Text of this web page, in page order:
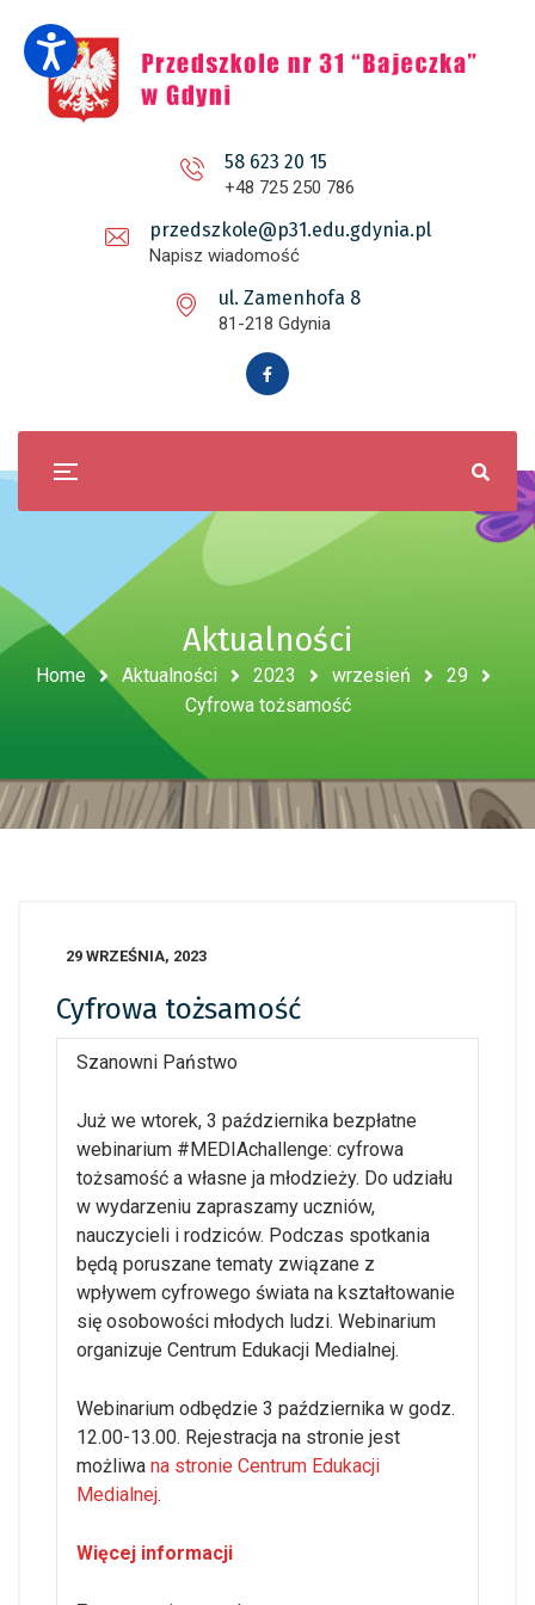
58 623 20 15
+48 725 250 786
przedszkole@p31.edu.gdynia.pl
Napisz wiadomość
ul. Zamenhofa 8
81-218 Gdynia
Aktualności
Home Aktualności 2023 wrzesień
29
Cyfrowa tożsamość
29 WRZEŚNIA, 2023
Cyfrowa tożsamość
Szanowni Państwo
Już we wtorek, 3 października bezpłatne
webinarium #MEDIAchallenge: cyfrowa
tożsamość a własne ja młodzieży. Do udziału
w wydarzeniu zapraszamy uczniów,
nauczycieli i rodziców. Podczas spotkania
będą poruszane tematy związane z
wpływem cyfrowego świata na kształtowanie
się osobowości młodych ludzi. Webinarium
organizuje Centrum Edukacji Medialnej.
Webinarium odbędzie 3 października w godz.
12.00-13.00. Rejestracja na stronie jest
możliwa na stronie Centrum Edukacji
Medialnej.
Więcej informacji